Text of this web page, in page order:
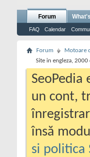
Forum
FAQ Calendar
Forum Motoare
Site in engleza,
un cont,
însă
si politica